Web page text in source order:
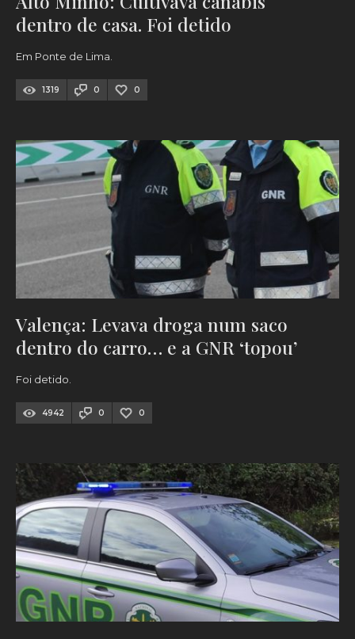
dentro de casa. Foi detido
Em Ponte de Lima.
1319 0 0
Valença: Levava droga num saco
dentro do carro… e a GNR ‘topou’
Foi detido.
4942 0 0